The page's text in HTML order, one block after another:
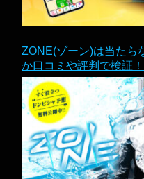
ZONE(ゾーン)は当たら
か口コミや評判で検証！